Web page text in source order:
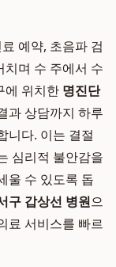
예약, 초음파 검
치며 수 주에서 수
에 위치한 명진단
과 상담까지 하루
니다. 이는 결절
심리적 불안감을
울 수 있도록 돕
구 갑상선 병원으
료 서비스를 빠르